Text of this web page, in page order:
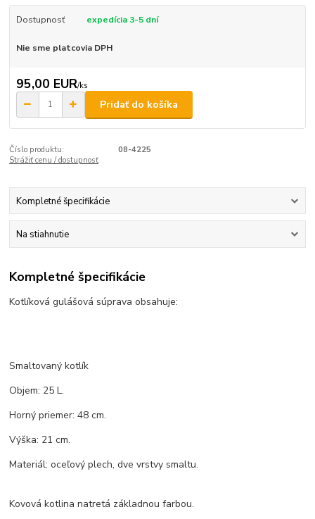
Dostupnosť expedícia 3-5 dní
Nie sme platcovia DPH
95,00 EUR/ks
Pridať do košíka
Číslo produktu:
08-4225
Strážiť cenu / dostupnosť
Kompletné špecifikácie
Na stiahnutie
Kompletné špecifikácie
Kotlíková gulášová súprava obsahuje:
Smaltovaný kotlík
Objem: 25 L.
Horný priemer: 48 cm.
Výška: 21 cm.
Materiál: oceľový plech, dve vrstvy smaltu.
Kovová kotlina natretá základnou farbou.